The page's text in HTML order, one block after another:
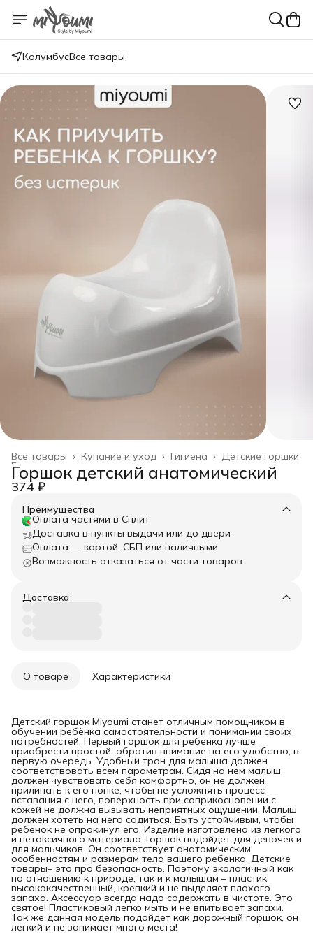
КолумбусВсе товары
Детские горшки
Гигиена ›
Купание и уход ›
Все товары ›
Главная
Горшок детский анатомический
374 ₽
Преимущества
Оплата частями в Сплит
Доставка в пункты выдачи или до двери
Оплата — картой, СБП или наличными
Возможность отказаться от части товаров
Доставка
О товаре Характеристики
Детский горшок Miyoumi станет отличным помощником в
обучении ребёнка самостоятельности и понимании своих
потребностей. Первый горшок для ребёнка лучше
приобрести простой, обратив внимание на его удобство, в
первую очередь. Удобный трон для малыша должен
соответствовать всем параметрам. Сидя на нем малыш
должен чувствовать себя комфортно, он не должен
прилипать к его попке, чтобы не усложнять процесс
вставания с него, поверхность при соприкосновении с
кожей не должна вызывать неприятных ощущений. Малыш
должен хотеть на него садиться. Быть устойчивым, чтобы
ребенок не опрокинул его. Изделие изготовлено из легкого
и нетоксичного материала. Горшок подойдет для девочек и
для мальчиков. Он соответствует анатомическим
особенностям и размерам тела вашего ребенка. Детские
товары– это про безопасность. Поэтому экологичный как
по отношению к природе, так и к малышам – пластик
высококачественный, крепкий и не выделяет плохого
запаха. Аксессуар всегда надо содержать в чистоте. Это
святое! Пластиковый легко мыть и не впитывает запахи.
Так же данная модель подойдет как дорожный горшок, он
легкий и не занимает много места!